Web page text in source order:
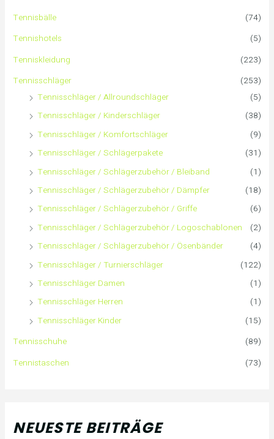
n
a
Tennisbälle
(74)
Tennishotels
(5)
Tenniskleidung
(223)
Tennisschläger
(253)
Tennisschläger / Allroundschläger
(5)
Tennisschläger / Kinderschläger
(38)
Tennisschläger / Komfortschläger
(9)
Tennisschläger / Schlägerpakete
(31)
Tennisschläger / Schlägerzubehör / Bleiband
(1)
Tennisschläger / Schlägerzubehör / Dämpfer
(18)
Tennisschläger / Schlägerzubehör / Griffe
(6)
Tennisschläger / Schlägerzubehör / Logoschablonen
(2)
Tennisschläger / Schlägerzubehör / Ösenbänder
(4)
Tennisschläger / Turnierschläger
(122)
Tennisschläger Damen
(1)
Tennisschläger Herren
(1)
Tennisschläger Kinder
(15)
Tennisschuhe
(89)
Tennistaschen
(73)
NEUESTE BEITRÄGE